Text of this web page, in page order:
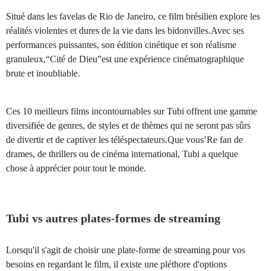
Situé dans les favelas de Rio de Janeiro, ce film brésilien explore les
réalités violentes et dures de la vie dans les bidonvilles.Avec ses
performances puissantes, son édition cinétique et son réalisme
granuleux,“Cité de Dieu”est une expérience cinématographique
brute et inoubliable.
Ces 10 meilleurs films incontournables sur Tubi offrent une gamme
diversifiée de genres, de styles et de thèmes qui ne seront pas sûrs
de divertir et de captiver les téléspectateurs.Que vous’Re fan de
drames, de thrillers ou de cinéma international, Tubi a quelque
chose à apprécier pour tout le monde.
Tubi vs autres plates-formes de streaming
Lorsqu'il s'agit de choisir une plate-forme de streaming pour vos
besoins en regardant le film, il existe une pléthore d'options